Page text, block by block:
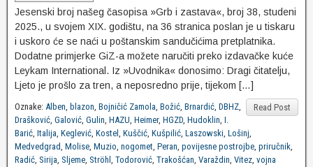
Jesenski broj našeg časopisa »Grb i zastava«, broj 38, studeni
2025., u svojem XIX. godištu, na 36 stranica poslan je u tiskaru
i uskoro će se naći u poštanskim sandučićima pretplatnika.
Dodatne primjerke GiZ-a možete naručiti preko izdavačke kuće
Leykam International. Iz »Uvodnika« donosimo: Dragi čitatelju,
Ljeto je prošlo za tren, a neposredno prije, tijekom […]
Read Post
Oznake: Alben, blazon, Bojničić Zamola, Božić, Brnardić, DBHZ,
Drašković, Galović, Gulin, HAZU, Heimer, HGZD, Hudoklin, I.
Barić, Italija, Keglević, Kostel , Kuščić, Kušpilić, Laszowski, Lošinj,
Medvedgrad, Molise, Muzio, nogomet, Peran, povijesne postrojbe, priručnik,
Radić, Sirija, Sljeme, Ströhl , Todorović, Trakošćan, Varaždin, Vitez, vojna